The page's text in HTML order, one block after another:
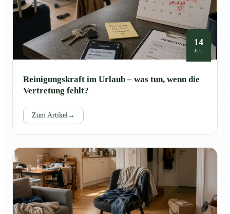
14
JUL
Reinigungskraft im Urlaub – was tun, wenn die
Vertretung fehlt?
Zum Artikel→